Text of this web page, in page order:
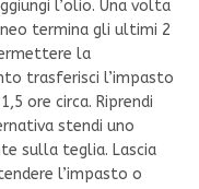
l’olio. Una volta
termina gli ultimi 2
la
trasferisci l’impasto
ore circa. Riprendi
stendi uno
sulla teglia. Lascia
l’impasto o